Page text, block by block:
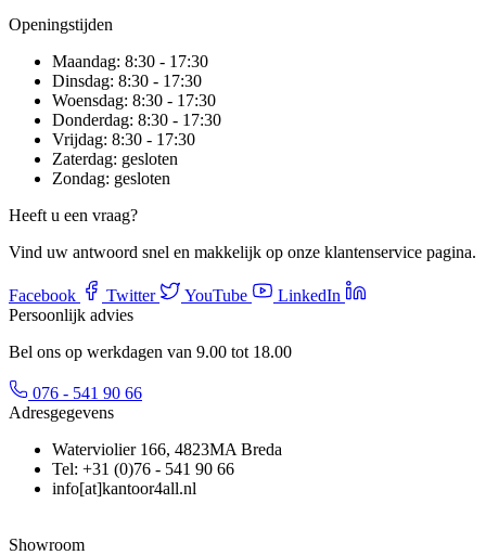
Openingstijden
Maandag: 8:30 - 17:30
Dinsdag: 8:30 - 17:30
Woensdag: 8:30 - 17:30
Donderdag: 8:30 - 17:30
Vrijdag: 8:30 - 17:30
Zaterdag: gesloten
Zondag: gesloten
Heeft u een vraag?
Vind uw antwoord snel en makkelijk op onze klantenservice pagina.
Facebook Twitter YouTube
LinkedIn
Persoonlijk advies
Bel ons op werkdagen van 9.00 tot 18.00
076 - 541 90 66
Adresgegevens
Waterviolier 166, 4823MA Breda
Tel: +31 (0)76 - 541 90 66
info[at]kantoor4all.nl
Showroom